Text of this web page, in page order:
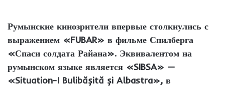
Румынские кинозрители впервые столкнулись с
выражением «FUBAR» в фильме Спилберга
«Спаси солдата Райана». Эквивалентом на
румынском языке является «SIBSA» —
«Situation-I Bulibășită și Albastra», в